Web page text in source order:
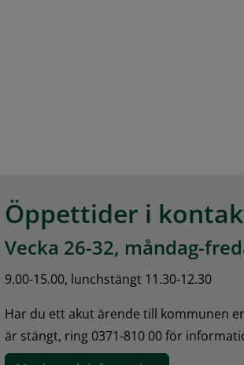
Öppettider i
Vecka 26-32, måndag-
9.00-15.00, lunchstängt 11.30-12.30
Har du ett akut ärende till kommunen
är stängt, ring 0371-810 00 för